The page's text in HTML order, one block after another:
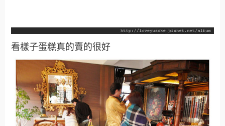
看樣子蛋糕真的賣的很好